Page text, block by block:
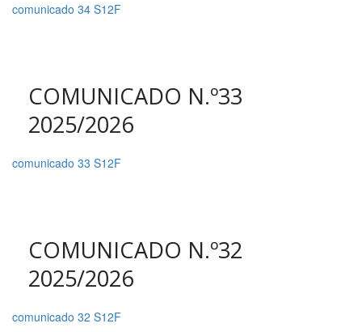
comunicado 34 S12F
COMUNICADO N.º33
2025/2026
comunicado 33 S12F
COMUNICADO N.º32
2025/2026
comunicado 32 S12F